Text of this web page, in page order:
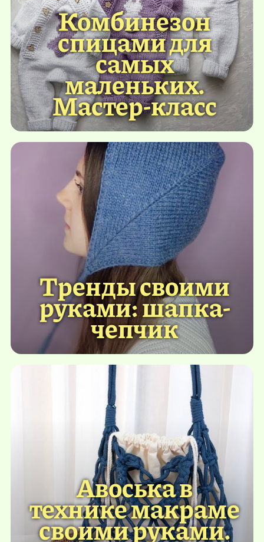
Комбинезон
спицами для
самых
маленьких.
Мастер-класс
Тренды своими
руками: шапка-
чепчик
Авоська в
технике макраме
своими руками.